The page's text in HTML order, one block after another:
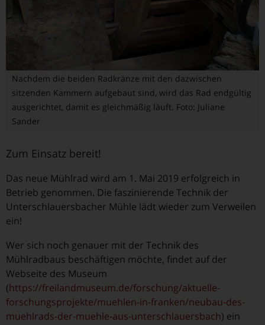
Nachdem die beiden Radkränze mit den dazwischen
sitzenden Kammern aufgebaut sind, wird das Rad endgültig
ausgerichtet, damit es gleichmäßig läuft. Foto: Juliane
Sander
Zum Einsatz bereit!
Das neue Mühlrad wird am 1. Mai 2019 erfolgreich in
Betrieb genommen. Die faszinierende Technik der
Unterschlauersbacher Mühle lädt wieder zum Verweilen
ein!
Wer sich noch genauer mit der Technik des
Mühlradbaus beschäftigen möchte, findet auf der
Webseite des Museum
(https://freilandmuseum.de/forschung/aktuelle-
forschungsprojekte/muehlen-in-franken/neubau-des-
muehlrads-der-muehle-aus-unterschlauersbach) ein